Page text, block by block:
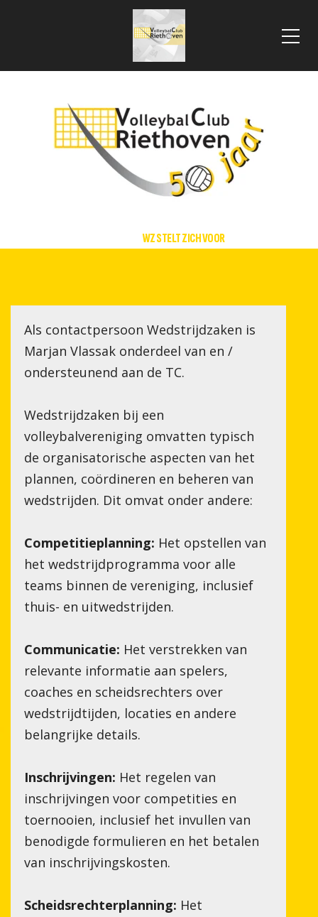
WZ STELT ZICH VOOR
Als contactpersoon Wedstrijdzaken is
Marjan Vlassak onderdeel van en /
ondersteunend aan de TC.
Wedstrijdzaken bij een
volleybalvereniging omvatten typisch
de organisatorische aspecten van het
plannen, coördineren en beheren van
wedstrijden. Dit omvat onder andere:
Competitieplanning: Het opstellen van
het wedstrijdprogramma voor alle
teams binnen de vereniging, inclusief
thuis- en uitwedstrijden.
Communicatie: Het verstrekken van
relevante informatie aan spelers,
coaches en scheidsrechters over
wedstrijdtijden, locaties en andere
belangrijke details.
Inschrijvingen: Het regelen van
inschrijvingen voor competities en
toernooien, inclusief het invullen van
benodigde formulieren en het betalen
van inschrijvingskosten.
Scheidsrechterplanning: Het
2025
RABO